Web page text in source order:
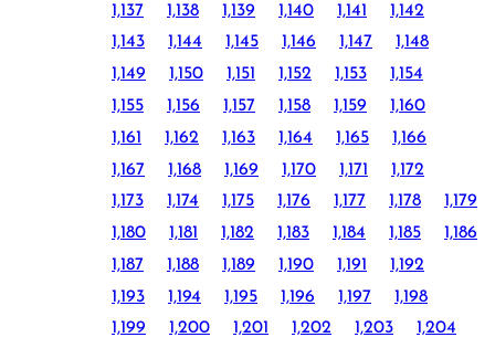
1,137
1,138 1,139 1,140 1,141
1,142
1,143
1,144 1,145 1,146 1,147
1,148
1,149
1,150 1,151 1,152 1,153
1,154
1,155
1,156 1,157 1,158 1,159
1,160
1,161
1,162 1,163 1,164 1,165
1,166
1,167
1,168 1,169 1,170 1,171
1,172
1,173
1,174 1,175 1,176 1,177 1,178
1,179
1,180
1,181 1,182 1,183 1,184 1,185
1,186
1,187
1,188 1,189 1,190 1,191
1,192
1,193
1,194 1,195 1,196 1,197
1,198
1,199
1,200 1,201 1,202 1,203
1,204